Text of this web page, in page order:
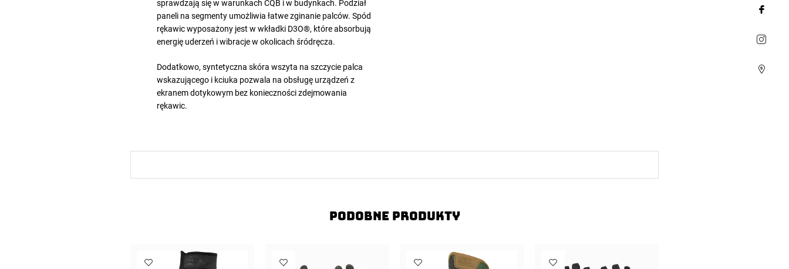
sprawdzają się w warunkach CQB i w budynkach. Podział
paneli na segmenty umożliwia łatwe zginanie palców. Spód
rękawic wyposażony jest w wkładki D3O®, które absorbują
energię uderzeń i wibracje w okolicach śródręcza.
Dodatkowo, syntetyczna skóra wszyta na szczycie palca
wskazującego i kciuka pozwala na obsługę urządzeń z
ekranem dotykowym bez konieczności zdejmowania
rękawic.
Podobne produkty